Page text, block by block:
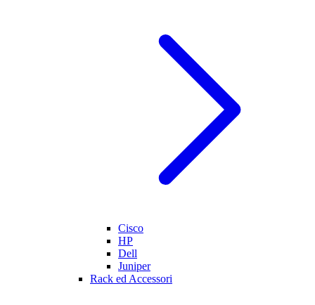
Cisco
HP
Dell
Juniper
Rack ed Accessori